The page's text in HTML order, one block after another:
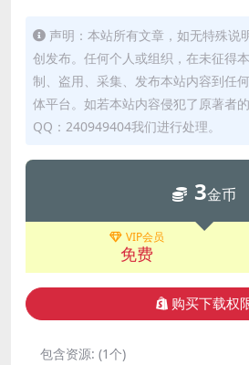
声明：本站所有文章，如无特殊说
创发布。任何个人或组织，在未征得
制、盗用、采集、发布本站内容到任
体平台。如若本站内容侵犯了原著者
QQ：240949404我们进行处理。
3金币
VIP会员
免费
购买下载权
包含资源: (1个)